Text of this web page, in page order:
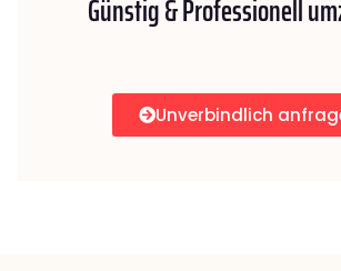
Günstig & Professionell
Unverbindlich